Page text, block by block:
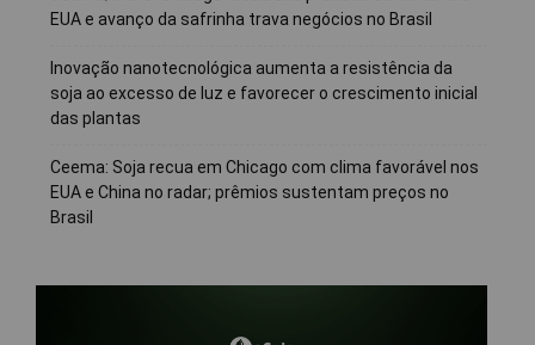
EUA e avanço da safrinha trava negócios no Brasil
Inovação nanotecnológica aumenta a resistência da
soja ao excesso de luz e favorecer o crescimento inicial
das plantas
Ceema: Soja recua em Chicago com clima favorável nos
EUA e China no radar; prêmios sustentam preços no
Brasil